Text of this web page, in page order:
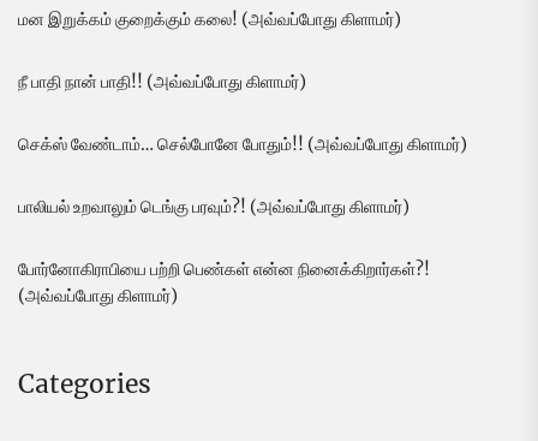
மன இறுக்கம் குறைக்கும் கலை! (அவ்வப்போது கிளாமர்)
நீ பாதி நான் பாதி!! (அவ்வப்போது கிளாமர்)
செக்ஸ் வேண்டாம்… செல்போனே போதும்!! (அவ்வப்போது கிளாமர்)
பாலியல் உறவாலும் டெங்கு பரவும்?! (அவ்வப்போது கிளாமர்)
போர்னோகிராபியை பற்றி பெண்கள் என்ன நினைக்கிறார்கள்?!
(அவ்வப்போது கிளாமர்)
Categories